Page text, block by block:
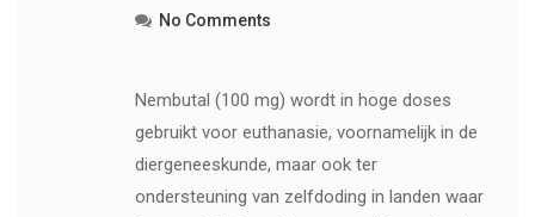
No Comments
Nembutal (100 mg) wordt in hoge doses
gebruikt voor euthanasie, voornamelijk in de
diergeneeskunde, maar ook ter
ondersteuning van zelfdoding in landen waar